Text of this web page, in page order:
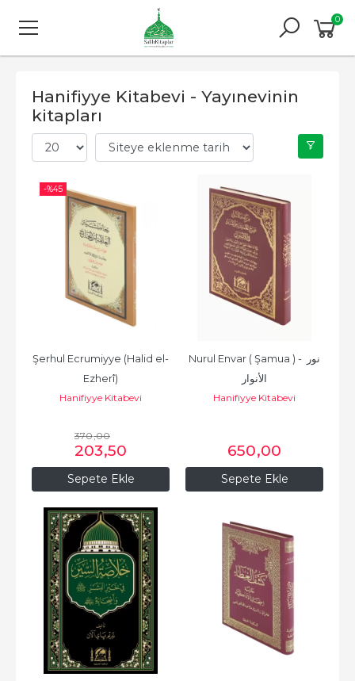
0
Hanifiyye Kitabevi - Yayınevinin
kitapları
-%45
Sepete Ekle
Şerhul Ecrumiyye (Halid el-
Ezherî)
Hanifiyye Kitabevi
370,00
203,50
Sepete Ekle
Nurul Envar ( Şamua ) - نور
الأنوار
Hanifiyye Kitabevi
650,00